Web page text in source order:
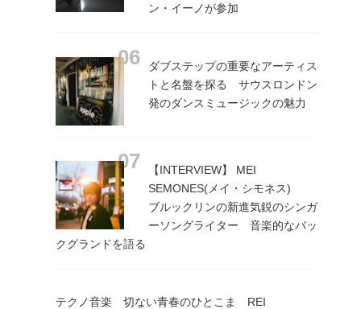
ン・イーノが参加
ダブステップの重要なアーティス
トと名盤を探る サウスロンドン
発のダンスミュージックの魅力
【INTERVIEW】 MEI
SEMONES(メイ・シモネス)
ブルックリンの新進気鋭のシンガ
ーソングライター 音楽的なバッ
クグランドを語る
テクノ音楽 切ない青春のひとこま REI